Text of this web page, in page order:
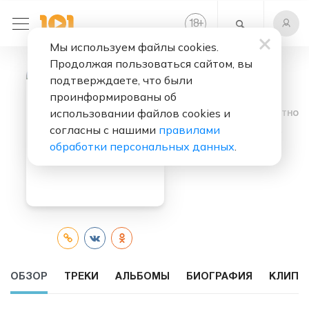
18+
Слушать бесплатно
Rea Garvey
ОБЗОР ТРЕКИ АЛЬБОМЫ БИОГРАФИЯ КЛИПЫ
Мы используем файлы cookies.
Продолжая пользоваться сайтом, вы
подтверждаете, что были
проинформированы об
использовании файлов cookies и
согласны с нашими правилами
обработки персональных данных.